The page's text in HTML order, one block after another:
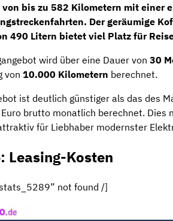
von bis zu 582 Kilometern mit einer
Der geräumige
490 Litern bietet viel Platz für
wird über eine Dauer von 30
von 10.000 Kilometern berechnet.
ist deutlich günstiger als das des
brutto monatlich berechnet. Dies
für Liebhaber modernster
Leasing-Kosten
not found /]